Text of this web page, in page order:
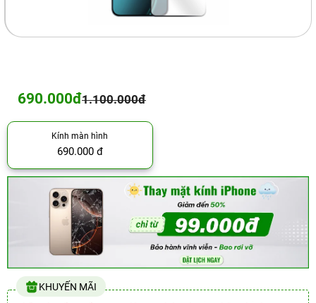
690.000đ1.100.000đ
Kính màn hình
690.000 đ
KHUYẾN MÃI